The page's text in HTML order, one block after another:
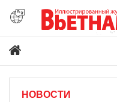
НОВОСТИ